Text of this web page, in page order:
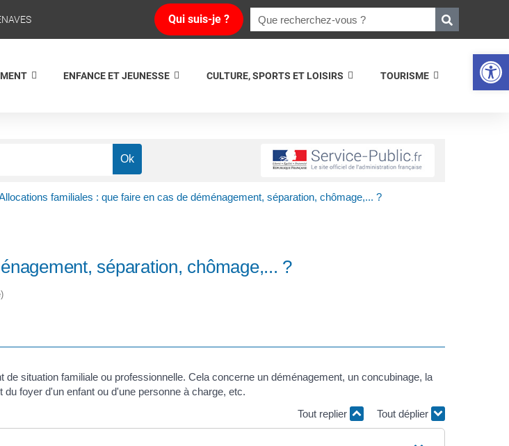
Ouvrir
Qui suis-je ?
ENFANCE ET JEUNESSE CULTURE, SPORTS ET LOISIRS TOURISME
familiales : que faire en cas de déménagement, séparation, chômage,... ?
séparation, chômage,... ?
situation familiale ou professionnelle. Cela concerne un déménagement, un concubinage, la
foyer d'un enfant ou d'une personne à charge, etc.
Tout replier
Tout déplier